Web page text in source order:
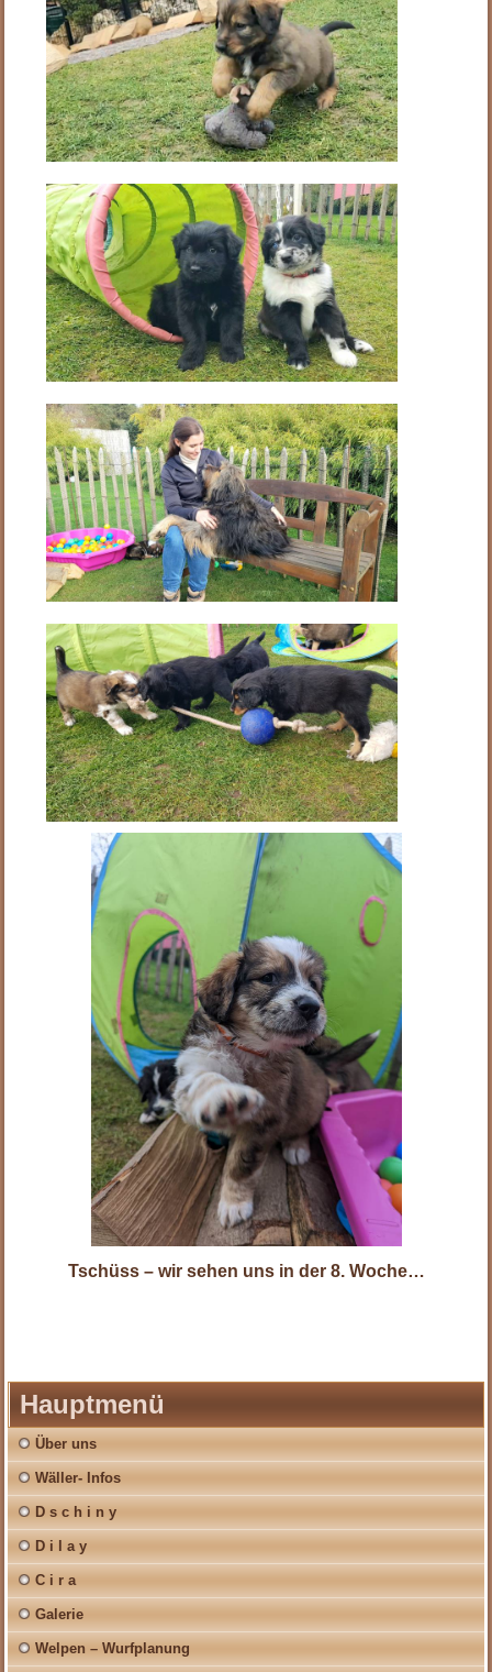
Tschüss – wir sehen uns in der 8. Woche…
Hauptmenü
Über uns
Wäller- Infos
D s c h i n y
D i l a y
C i r a
Galerie
Welpen – Wurfplanung